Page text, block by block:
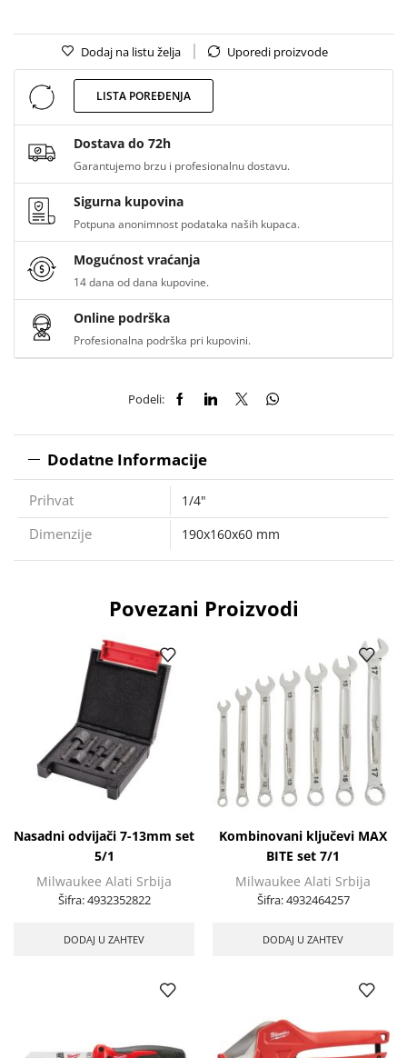
Dodaj na listu želja Uporedi proizvode
LISTA POREĐENJA
Dostava do 72h
Garantujemo brzu i profesionalnu dostavu.
Sigurna kupovina
Potpuna anonimnost podataka naših kupaca.
Mogućnost vraćanja
14 dana od dana kupovine.
Online podrška
Profesionalna podrška pri kupovini.
Podeli:
Dodatne Informacije
Prihvat 1/4"
Dimenzije 190x160x60 mm
Povezani Proizvodi
Nasadni odvijači 7-13mm set
5/1
Milwaukee Alati Srbija
Šifra:4932352822
DODAJ U ZAHTEV
Kombinovani ključevi MAX
BITE set 7/1
Milwaukee Alati Srbija
Šifra:4932464257
DODAJ U ZAHTEV